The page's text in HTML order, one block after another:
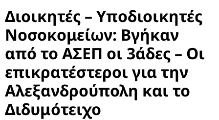
Διοικητές – Υποδιοικητές
Νοσοκομείων: Βγήκαν
από το ΑΣΕΠ οι 3άδες – Οι
επικρατέστεροι για την
Αλεξανδρούπολη και το
Διδυμότειχο